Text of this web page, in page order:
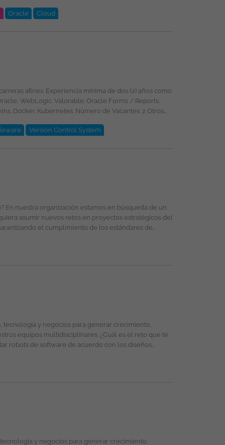
religión, etnia, estado civil o cualquier otra
Oracle
Cloud
Version Control System
asumir nuevos retos en proyectos estratégicos del